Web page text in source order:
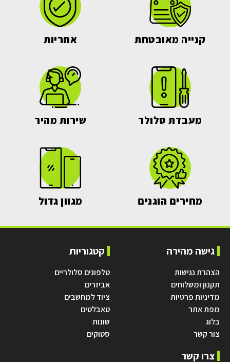
קנייה מאובטחת אחריות
מעבדת סלולר שירות מהיר
מחירים הוגנים מגוון גדול
גישה מהירה
הצהרת נגישות
תקנון ומשלוחים
מדיניות פרטיות
מפת אתר
בלוג
צור קשר
קטגוריות
טלפונים סלולריים
אביזרים
ציוד למחשבים
טאבלטים
שונות
סטוקים
צרו קשר